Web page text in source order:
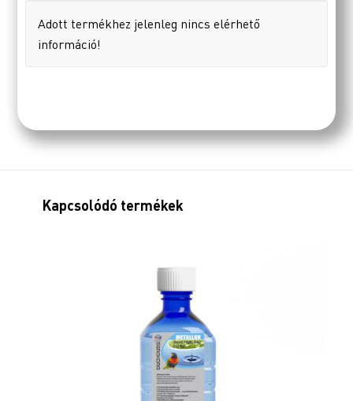
Adott termékhez jelenleg nincs elérhető
információ!
Kapcsolódó termékek